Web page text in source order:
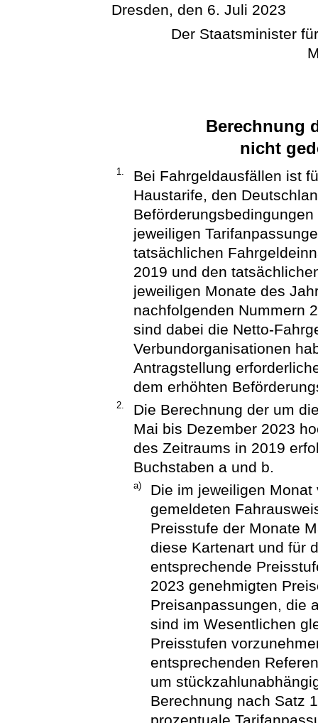
Dresden, den 6. Juli 2023
Der Staatsminister
Berechnung
nicht
1.
Bei Fahrgeldausfällen ist
Haustarife, den
jeweiligen
tatsächlichen
2019 und den
jeweiligen Monate des
nachfolgenden Nummern
sind dabei die Netto-
Verbundorganisationen
Antragstellung
dem erhöhten
2.
Die Berechnung der um
Mai bis Dezember 2023
des Zeitraums in 2019
Buchstaben a und b.
a)
Die im jeweiligen
gemeldeten
Preisstufe der Monate
diese Kartenart und für
entsprechende
2023 genehmigten
Preisanpassungen, die
sind im Wesentlichen
Preisstufen
entsprechenden
um
Berechnung nach Satz
prozentuale